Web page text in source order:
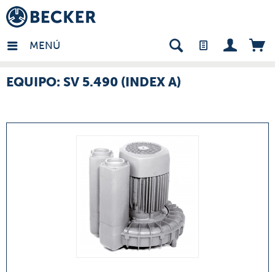
MENÚ
- ES
EQUIPO: SV 5.490 (INDEX A)